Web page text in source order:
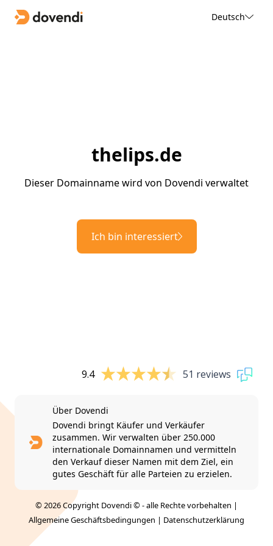
Deutsch
thelips.de
Dieser Domainname wird von Dovendi verwaltet
Ich bin interessiert
9.4 51 reviews
Über Dovendi
Dovendi bringt Käufer und Verkäufer
zusammen. Wir verwalten über 250.000
internationale Domainnamen und vermitteln
den Verkauf dieser Namen mit dem Ziel, ein
gutes Geschäft für alle Parteien zu erzielen.
© 2026 Copyright Dovendi © - alle Rechte vorbehalten |
Allgemeine Geschäftsbedingungen | Datenschutzerklärung